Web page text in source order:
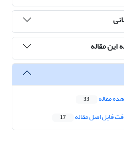
این مقاله
مقاله 33
فایل اصل مقاله 17